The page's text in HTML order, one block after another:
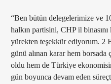
“Ben bütün delegelerimize ve
halkın partisini, CHP il
yürekten teşekkür ediyorum. 2
günü alınan karar hem borsada
oldu hem de Türkiye
gün boyunca devam eden